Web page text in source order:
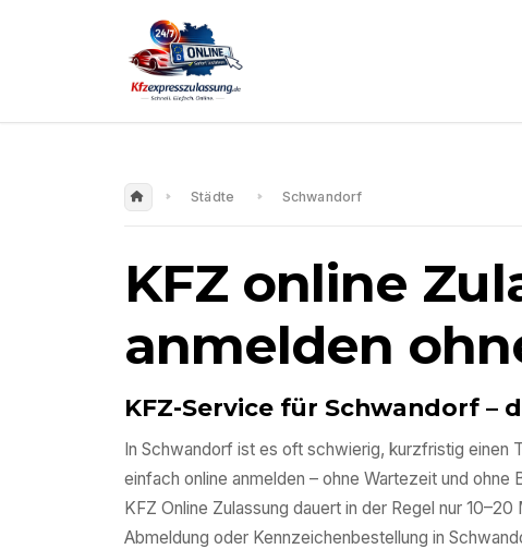
Städte Schwandorf
KFZ online
anmelden
KFZ-Service für Schwandorf –
In Schwandorf ist es oft schwierig, kurzfristig einen
einfach online anmelden – ohne Wartezeit und
KFZ Online Zulassung dauert in der Regel nur
Abmeldung oder Kennzeichenbestellung in